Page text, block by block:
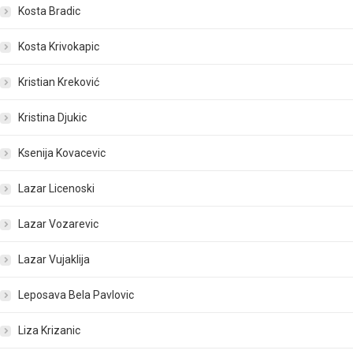
Kosta Bradic
Kosta Krivokapic
Kristian Kreković
Kristina Djukic
Ksenija Kovacevic
Lazar Licenoski
Lazar Vozarevic
Lazar Vujaklija
Leposava Bela Pavlovic
Liza Krizanic